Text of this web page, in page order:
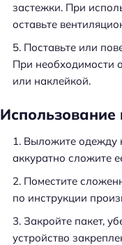
застежки. При
оставьте
Поставьте или
При необходимости
или наклейкой.
Выложите одежду
аккуратно сложите
Поместите
по инструкции
Закройте пакет,
устройство